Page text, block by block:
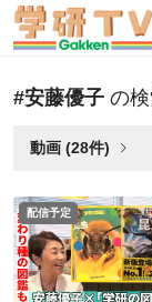
#安藤優子 の
動画 (28件)
配信予定